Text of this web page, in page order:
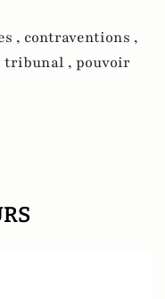
, contraventions ,
tribunal , pouvoir